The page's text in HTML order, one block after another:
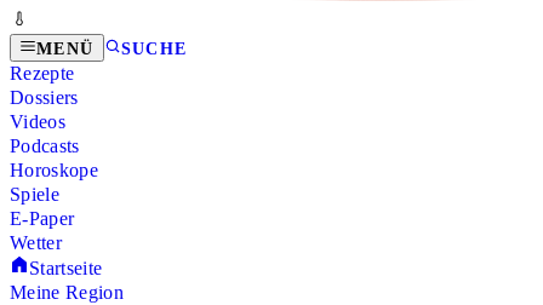
MENÜ SUCHE
Rezepte
Dossiers
Videos
Podcasts
Horoskope
Spiele
E-Paper
Wetter
Startseite
Meine Region